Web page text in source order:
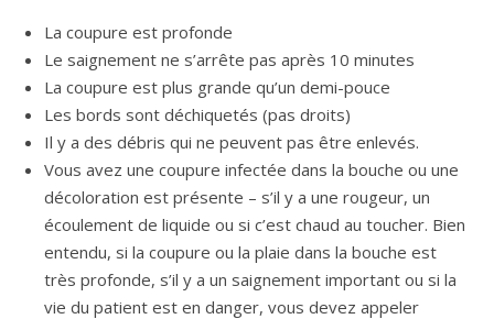
La coupure est profonde
Le saignement ne s’arrête pas après 10 minutes
La coupure est plus grande qu’un demi-pouce
Les bords sont déchiquetés (pas droits)
Il y a des débris qui ne peuvent pas être enlevés.
Vous avez une coupure infectée dans la bouche ou une
décoloration est présente – s’il y a une rougeur, un
écoulement de liquide ou si c’est chaud au toucher. Bien
entendu, si la coupure ou la plaie dans la bouche est
très profonde, s’il y a un saignement important ou si la
vie du patient est en danger, vous devez appeler